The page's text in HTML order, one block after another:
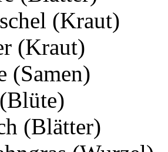
(Kraut)
(Kraut)
(Samen)
(Blätter)